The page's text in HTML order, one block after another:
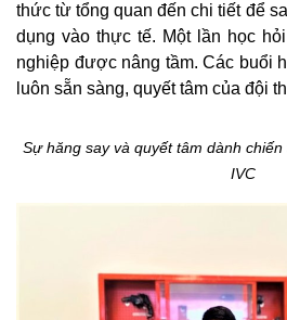
thức từ tổng quan đến chi tiết để
dụng vào thực tế. Một lần học
nghiệp được nâng tầm. Các buổi
luôn sẵn sàng, quyết tâm của đội
Sự hăng say và quyết tâm dành
IVC